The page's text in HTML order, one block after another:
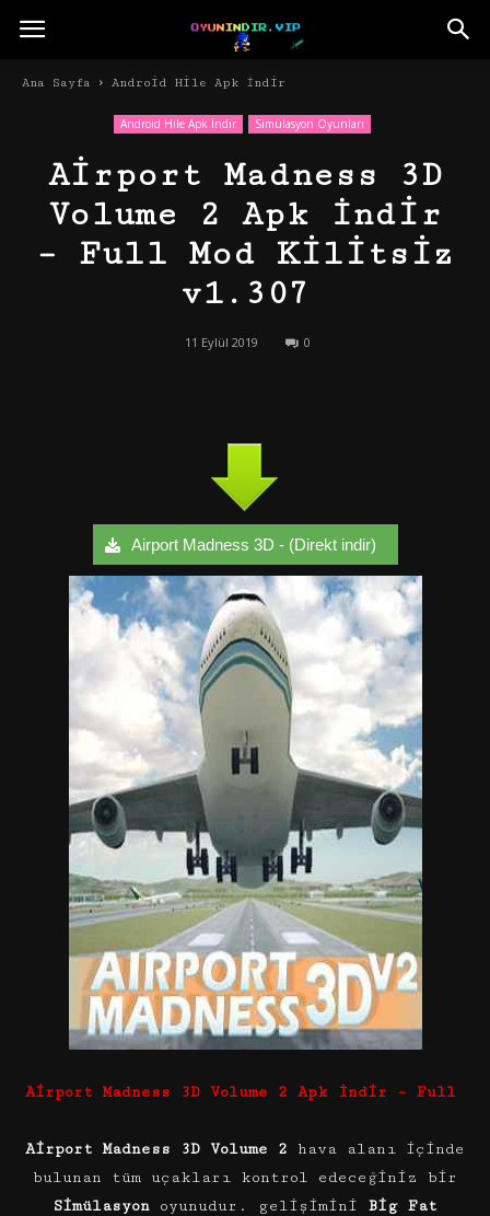
Ana Sayfa Android Hile Apk İndir
Android Hile Apk İndir Simülasyon Oyunları
Airport Madness 3D
Volume 2 Apk İndir
– Full Mod Kilitsiz
v1.307
11 Eylül 2019 0
Airport Madness 3D - (Direkt indir)
Airport Madness 3D Volume 2 Apk İndir – Full
Airport Madness 3D Volume 2 hava alanı içinde
bulunan tüm uçakları kontrol edeceğiniz bir
Simülasyon oyunudur. gelişimini Big Fat